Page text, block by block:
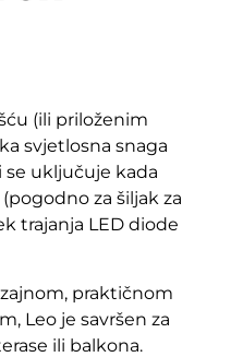
(ili priloženim
svjetlosna snaga
uključuje kada
za šiljak za
trajanja LED diode
praktičnom
Leo je savršen za
ili balkona.